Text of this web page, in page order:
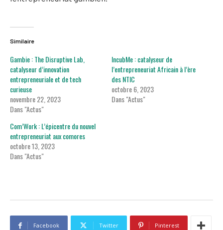
Similaire
Gambie : The Disruptive Lab,
catalyseur d’innovation
entrepreneuriale et de tech
curieuse
novembre 22, 2023
Dans "Actus"
IncubMe : catalyseur de
l’entrepreneuriat Africain à l’ère
des NTIC
octobre 6, 2023
Dans "Actus"
Com’Work : L’épicentre du nouvel
entrepreneuriat aux comores
octobre 13, 2023
Dans "Actus"
Facebook Twitter Pinterest